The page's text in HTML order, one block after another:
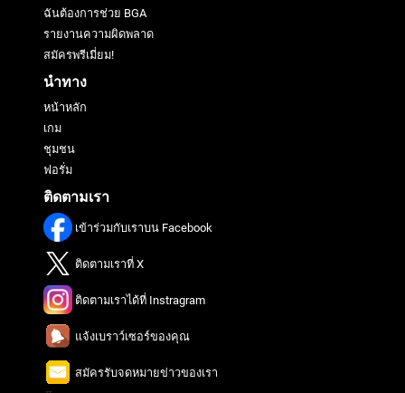
ฉันต้องการช่วย BGA
รายงานความผิดพลาด
สมัครพรีเมี่ยม!
นำทาง
หน้าหลัก
เกม
ชุมชน
ฟอรั่ม
ติดตามเรา
เข้าร่วมกับเราบน Facebook
ติดตามเราที่ X
ติดตามเราได้ที่ Instragram
แจ้งเบราว์เซอร์ของคุณ
สมัครรับจดหมายข่าวของเรา